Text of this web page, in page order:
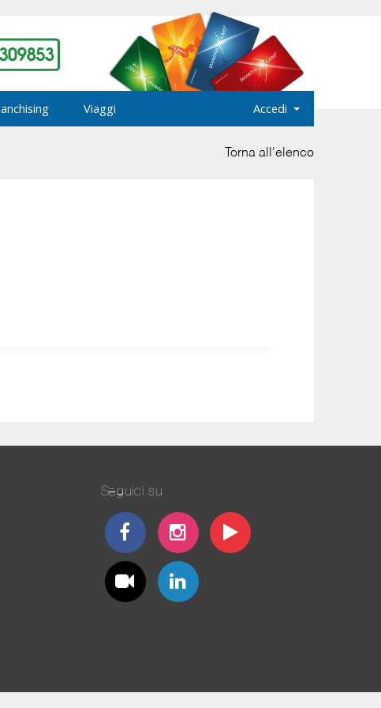
Viaggi Accedi
Torna all'elenco
Seguici su